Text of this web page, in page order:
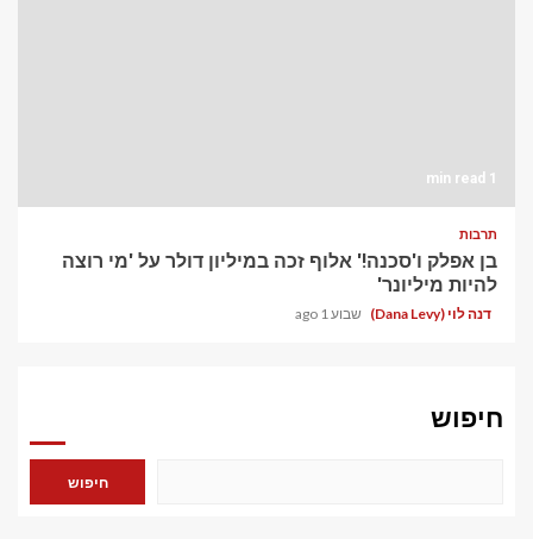
1 min read
תרבות
בן אפלק ו'סכנה!' אלוף זכה במיליון דולר על 'מי רוצה
להיות מיליונר'
דנה לוי (Dana Levy) שבוע 1 ago
חיפוש
חיפוש